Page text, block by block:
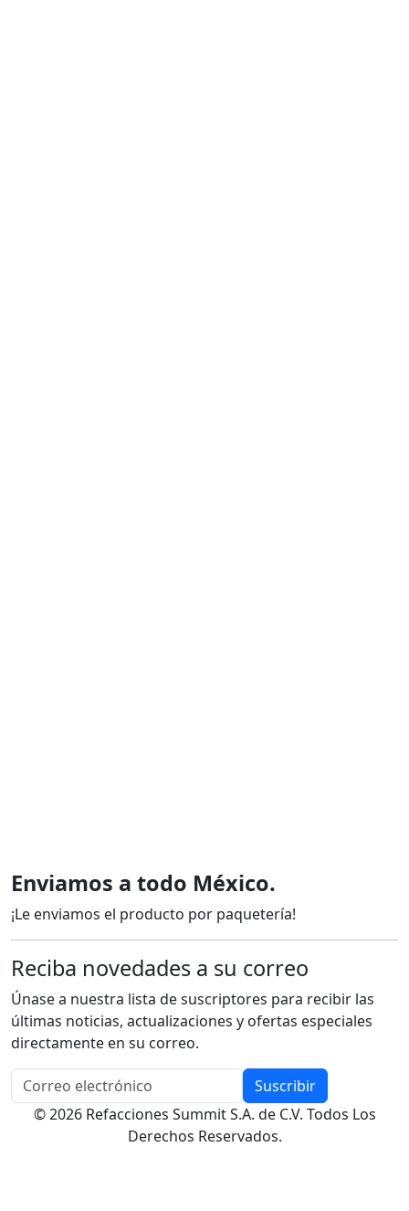
Enviamos a todo México.
¡Le enviamos el producto por paquetería!
Reciba novedades a su correo
Únase a nuestra lista de suscriptores para recibir las
últimas noticias, actualizaciones y ofertas especiales
directamente en su correo.
Suscribir
© 2026 Refacciones Summit S.A. de C.V. Todos Los
Derechos Reservados.